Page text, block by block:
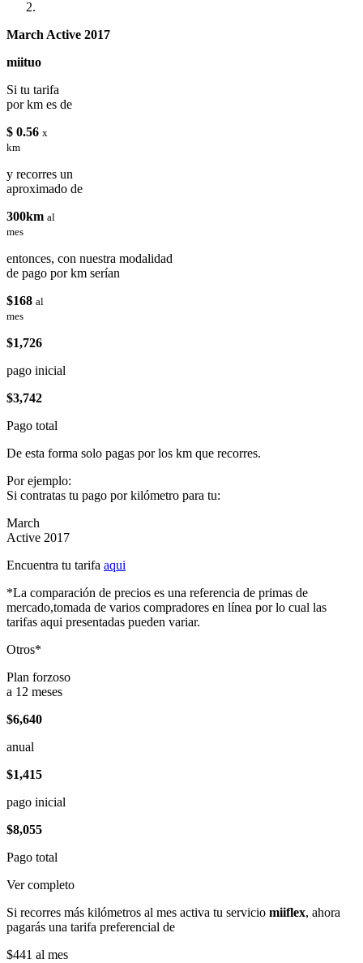
March Active 2017
miituo
Si tu tarifa
por km es de
$ 0.56 x
km
y recorres un
aproximado de
300km al
mes
entonces, con nuestra modalidad
de pago por km serían
$168 al
mes
$1,726
pago inicial
$3,742
Pago total
De esta forma solo pagas por los km que recorres.
Por ejemplo:
Si contratas tu pago por kilómetro para tu:
March
Active 2017
Encuentra tu tarifa aqui
*La comparación de precios es una referencia de primas de
mercado,tomada de varios compradores en línea por lo cual las
tarifas aqui presentadas pueden variar.
Otros*
Plan forzoso
a 12 meses
$6,640
anual
$1,415
pago inicial
$8,055
Pago total
Ver completo
Si recorres más kilómetros al mes activa tu servicio miiflex, ahora
pagarás una tarifa preferencial de
$441 al mes